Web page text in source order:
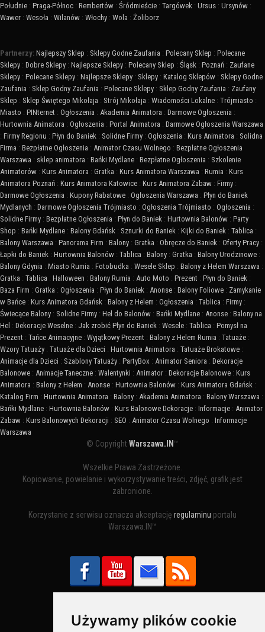
Używamy plików cookie
Południe : Praga-Północ : Rembertów : Śródmieście : Targówek : Ursus : Ursynów :
Wawer : Wesoła : Wilanów : Włochy : Wola : Żoliborz
Partnerzy: Najlepszy Sklep : Sklepy Godne Zaufania : Polecany Sklep : Polecane
Sklepy : Dobre Sklepy : Najlepsze Sklepy : Polecany Sklep : Śląsk : Poznań : Zaufane
Sklepy : Polecane Sklepy : Najlepsze Sklepy : Sklepy : Katalog Sklepów : Sklepy Godne
Zaufania : Sklep Godny Zaufania : Polecane Sklepy : Sklep Godny Zaufania : Zaufany
Sklep : Sklep Świętego Mikołaja : Strój Mikołaja : Wiadomości Lokalne : Trójmiasto :
Miasto : PINternet : Ogłoszenia : Akademia Animatora : Darmowe Ogłoszenia :
Hurtownia Animatora : Ogłoszenia : Portal Animatora : Darmowe Ogłoszenia Warszawa
: Firmy Regionu : Płyn do Baniek : Solidne Firmy : Ogłoszenia : Kurs Animatora : Solidna
Firma : Bezpłatne Ogłoszenia : Animator Czasu Wolnego : Bezpłatne Ogłoszenia
Warszawa : sklep animatora : Bańki Mydlane : Bezpłatne Ogłoszenia : Szkolenie
Animatorów : Kurs Animatora : Gratka : Kurs Animatora Warszawa : Rumia : Kurs
Animatora Poznań : Kurs Animatora Katowice : Kurs Animatora Zabaw : Firmy :
Darmowe Ogłoszenia : Kupony Rabatowe : Ogłoszenia Warszawa : Płyn do Baniek
Mydlanych : Darmowe Ogłoszenia Trójmiasto : Ogłoszenia Trójmiasto : Ogłoszenia :
Solidne Firmy : Bezpłatne Ogłoszenia : Płyn do Baniek : Hurtownia Balonów : Party
Shop : Bańki Mydlane : Balony Gdańsk : Sznurki do Baniek : Kijki do Baniek : Tablica :
Balony Warszawa : Panorama Firm : Balony : Gratka : Obręcze do Baniek : Oferty Pracy :
Łapki do Baniek : Hurtownia Balonów : Tablica : Balony : Gratka : Balony Urodzinowe :
Balony Gdynia : Miasto Rumia : Fotobudka : Wesele Sklep : Balony z Helem Warszawa :
Gratka : Tablica : Halloween : Balony Rumia : Auto Moto : Prezent : Płyn do Baniek :
Baza Firm : Gratka : Ogłoszenia : Płyn do Baniek : Anonse : Balony Foliowe : Zamykanie
w Bańce : Kurs Animatora Gdańsk : Balony z Helem : Ogłoszenia : Tablica : Firmy :
Świecące Balony : Solidne Firmy : Hel do Balonów : Bańki Mydlane : Anonse : Balony na
Hel : Dekoracje Weselne : Jak zrobić Płyn do Baniek : Wesele : Tablica : Pomysł na
Prezent : Tańce Animacyjne : Wyjątkowy Prezent : Balony z Helem Rumia : Tatuaże :
Wzory Tatuaży : Tatuaże dla Dzieci : Hurtownia Animatora : Tatuaże Brokatowe :
Animacje dla Dzieci : Szablony Tatuaży : PartyBox : Animator Seniora : Dekoracje
Balonowe : Animacje Taneczne : Walentynki : Animator : Dekoracje Balonowe : Kurs
Animatora : Balony z Helem : Anonse : Hurtownia Balonów : Kurs Animatora Gdańsk :
Katalog Firm : Hurtownia Animatora : Balony : Akademia Animatora : Balony Warszawa :
Bańki Mydlane : Hurtownia Balonów : Kurs Balonowe Dekoracje : Informacje : Animator
Zabaw : Kurs Balonowych Dekoracji : SEO : Animator Czasu Wolnego : Informacje
Warszawa
© CopyrightWarszawa.IN ™
Wszelkie Prawa Zastrzeżone.
Kopiowanie, powielanie i wykorzystywanie treści, zdjęć, grafik jest
zabronione.
Korzystanie z serwisu oznacza akceptację regulaminu portalu
Warszawa.IN™
Bezpieczne Płatności obsługuje: